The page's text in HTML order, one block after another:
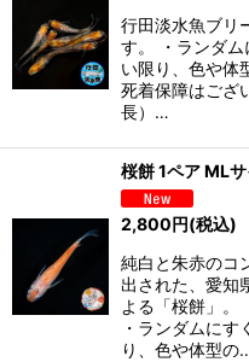
行田淡水魚ブリ
す。 ・ランダ
い限り、色や体
死着保障はござ
長）…
桜餅 1ペア ML
2,800円(税込)
純白と朱赤のコ
出された、愛知
よる「桜餅」。
・ランダムに
り、色や体型の